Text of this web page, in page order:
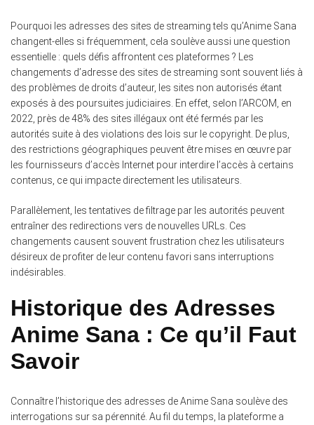
Pourquoi les adresses des sites de streaming tels qu’Anime Sana
changent-elles si fréquemment, cela soulève aussi une question
essentielle : quels défis affrontent ces plateformes ? Les
changements d’adresse des sites de streaming sont souvent liés à
des problèmes de droits d’auteur, les sites non autorisés étant
exposés à des poursuites judiciaires. En effet, selon l’ARCOM, en
2022, près de 48% des sites illégaux ont été fermés par les
autorités suite à des violations des lois sur le copyright. De plus,
des restrictions géographiques peuvent être mises en œuvre par
les fournisseurs d’accès Internet pour interdire l’accès à certains
contenus, ce qui impacte directement les utilisateurs.
Parallèlement, les tentatives de filtrage par les autorités peuvent
entraîner des redirections vers de nouvelles URLs. Ces
changements causent souvent frustration chez les utilisateurs
désireux de profiter de leur contenu favori sans interruptions
indésirables.
Historique des Adresses
Anime Sana : Ce qu’il Faut
Savoir
Connaître l’historique des adresses de Anime Sana soulève des
interrogations sur sa pérennité. Au fil du temps, la plateforme a